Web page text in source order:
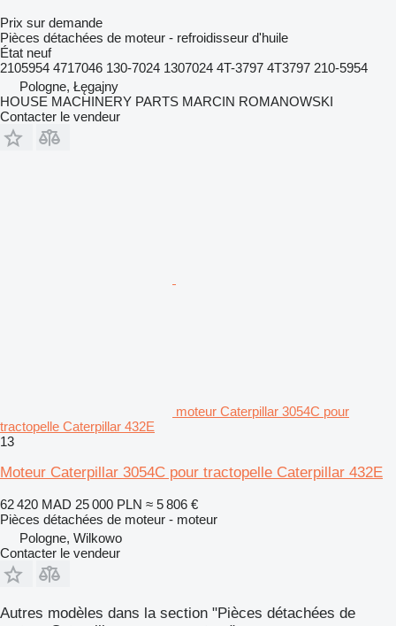
Prix sur demande
Pièces détachées de moteur - refroidisseur d'huile
État neuf
2105954 4717046 130-7024 1307024 4T-3797 4T3797 210-5954
Pologne, Łęgajny
HOUSE MACHINERY PARTS MARCIN ROMANOWSKI
Contacter le vendeur
moteur Caterpillar 3054C pour
tractopelle Caterpillar 432E
13
Moteur Caterpillar 3054C pour tractopelle Caterpillar 432E
62 420 MAD 25 000 PLN ≈ 5 806 €
Pièces détachées de moteur - moteur
Pologne, Wilkowo
Contacter le vendeur
Autres modèles dans la section "Pièces détachées de